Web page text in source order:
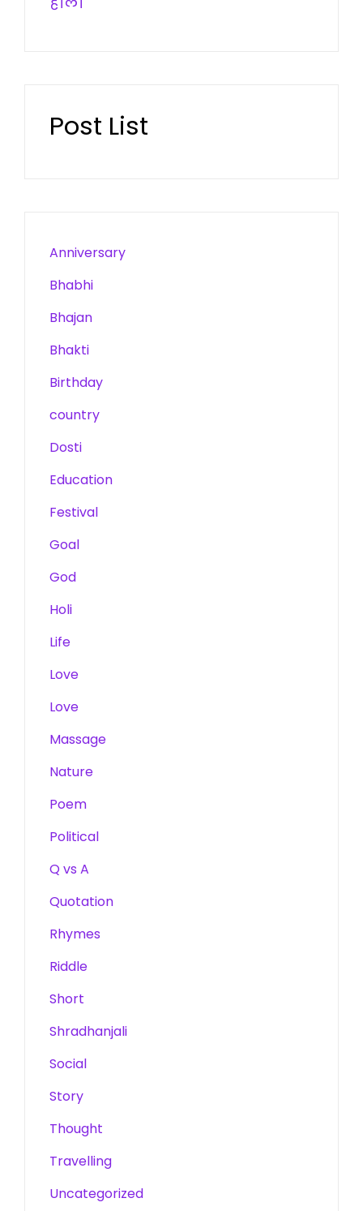
Post List
Anniversary
Bhabhi
Bhajan
Bhakti
Birthday
country
Dosti
Education
Festival
Goal
God
Holi
Life
Love
Love
Massage
Nature
Poem
Political
Q vs A
Quotation
Rhymes
Riddle
Short
Shradhanjali
Social
Story
Thought
Travelling
Uncategorized